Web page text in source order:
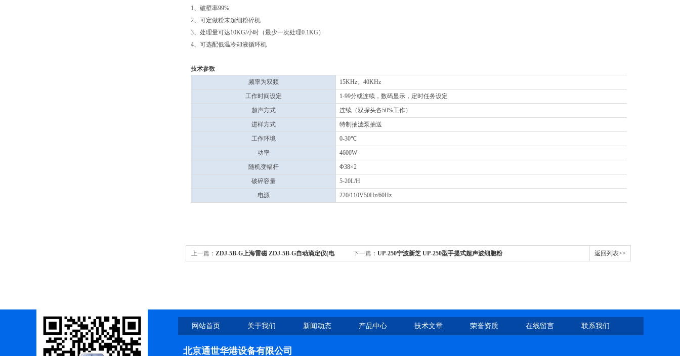
1、破壁率99%
2、可定做粉末超细粉碎机
3、处理量可达10KG/小时（最少一次处理0.1KG）
4、可选配低温冷却液循环机
技术参数
频率为双频
15KHz、40KHz
工作时间设定
1-99分或连续，数码显示，定时任务设定
超声方式
连续（双探头各50%工作）
进样方式
特制抽滤泵抽送
工作环境
0-30℃
功率
4600W
随机变幅杆
Φ38×2
破碎容量
5-20L/H
电源
220/110V50Hz/60Hz
上一篇： ZDJ-5B-G上海雷磁 ZDJ-5B-G自动滴定仪(电 下一篇： UP-250宁波新芝 UP-250型手提式超声波细胞粉 返回列表>>
网站首页 关于我们 新闻动态 产品中心 技术文章 荣誉资质 在线留言 联系我们
北京通世华港设备有限公司